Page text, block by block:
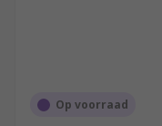
Op voorraad